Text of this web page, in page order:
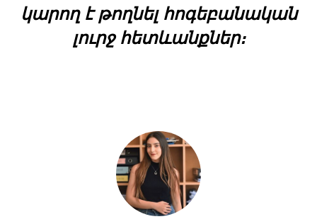
կարող է թողնել հոգեբանական
լուրջ հետևանքներ։